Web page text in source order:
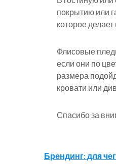
покрытию или
которое
Флисовые
если они по
размера
кровати или
Спасибо за
Брендинг: для